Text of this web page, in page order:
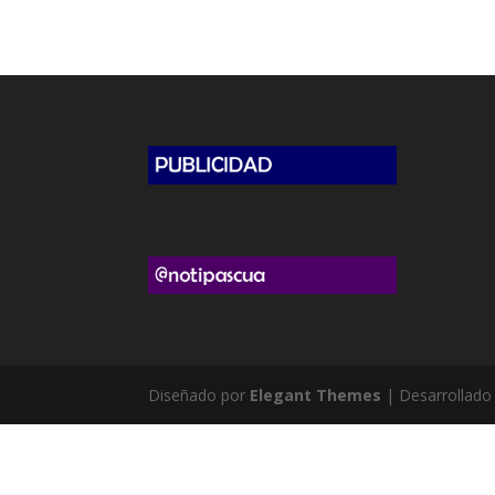
Diseñado por Elegant Themes |